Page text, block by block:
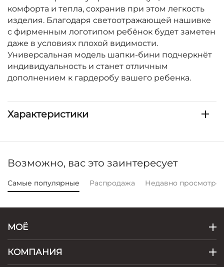
комфорта и тепла, сохранив при этом легкость
изделия. Благодаря светоотражающей нашивке
с фирменным логотипом ребёнок будет заметен
даже в условиях плохой видимости.
Универсальная модель шапки-бини подчеркнёт
индивидуальность и станет отличным
дополнением к гардеробу вашего ребенка.
Характеристики
Возможно, вас это заинтересует
Самые популярные Распродажа Недавно
МОЁ
КОМПАНИЯ